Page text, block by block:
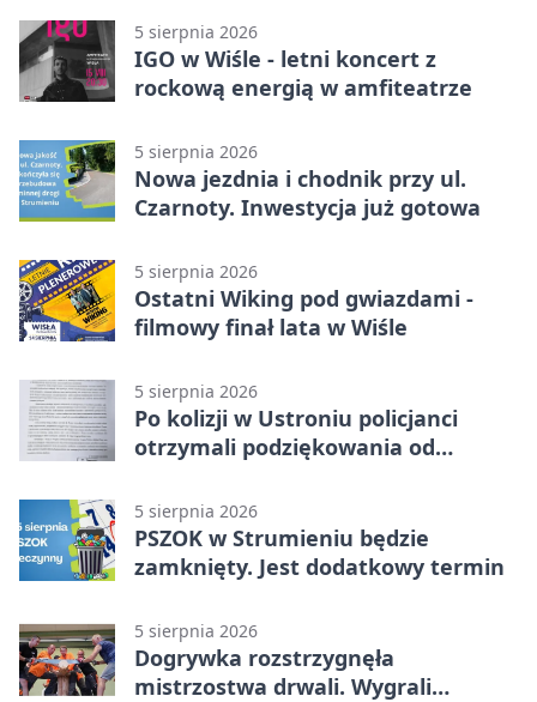
5 sierpnia 2026
IGO w Wiśle - letni koncert z
rockową energią w amfiteatrze
5 sierpnia 2026
Nowa jezdnia i chodnik przy ul.
Czarnoty. Inwestycja już gotowa
5 sierpnia 2026
Ostatni Wiking pod gwiazdami -
filmowy finał lata w Wiśle
5 sierpnia 2026
Po kolizji w Ustroniu policjanci
otrzymali podziękowania od
5 sierpnia 2026
PSZOK w Strumieniu będzie
zamknięty. Jest dodatkowy termin
5 sierpnia 2026
Dogrywka rozstrzygnęła
mistrzostwa drwali. Wygrali